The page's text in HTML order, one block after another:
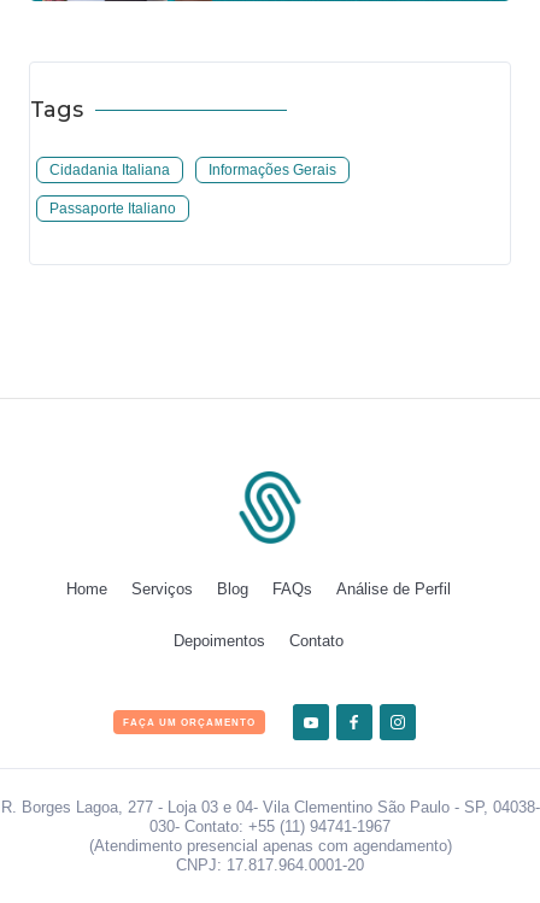
Tags
Cidadania Italiana Informações Gerais
Passaporte Italiano
Home Serviços Blog FAQs Análise de Perfil
Depoimentos Contato
FAÇA UM ORÇAMENTO
R. Borges Lagoa, 277 - Loja 03 e 04- Vila Clementino São Paulo - SP, 04038-
030- Contato: +55 (11) 94741-1967
(Atendimento presencial apenas com agendamento)
CNPJ: 17.817.964.0001-20